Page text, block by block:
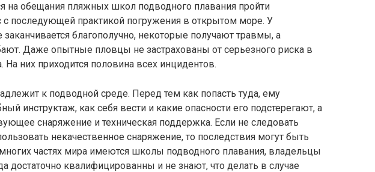
на обещания пляжных школ подводного плавания пройти
с последующей практикой погружения в открытом море. У
благополучно, некоторые получают травмы, а
Даже опытные пловцы не застрахованы от серьезного риска в
На них приходится половина всех инцидентов.
к подводной среде. Перед тем как попасть туда, ему
инструктаж, как себя вести и какие опасности его подстерегают, а
снаряжение и техническая поддержка. Если не следовать
некачественное снаряжение, то последствия могут быть
частях мира имеются школы подводного плавания, владельцы
достаточно квалифицированны и не знают, что делать в случае